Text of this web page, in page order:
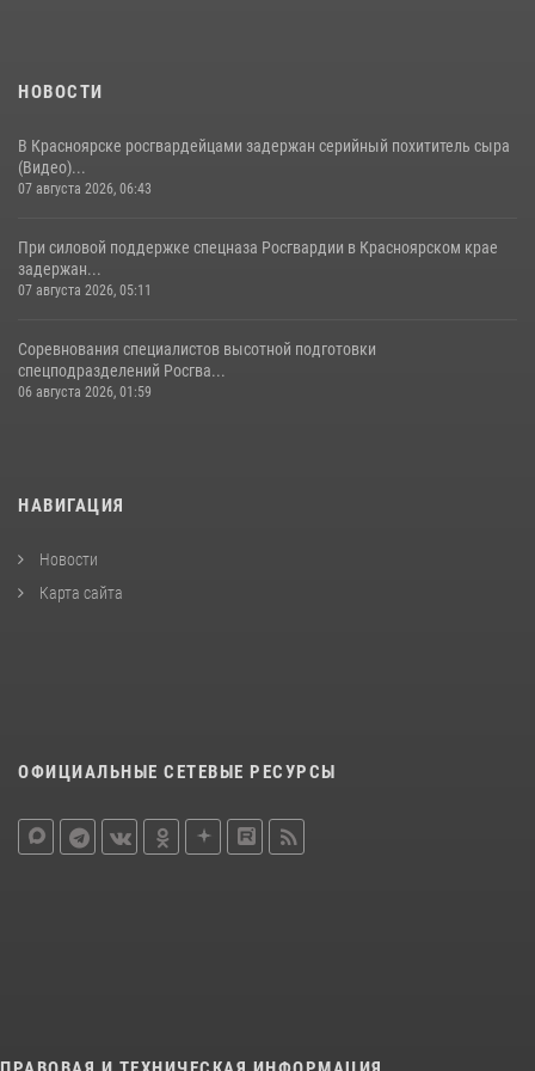
НОВОСТИ
В Красноярске росгвардейцами задержан серийный похититель сыра
(Видео)...
07 августа 2026, 06:43
При силовой поддержке спецназа Росгвардии в Красноярском крае
задержан...
07 августа 2026, 05:11
Соревнования специалистов высотной подготовки
спецподразделений Росгва...
06 августа 2026, 01:59
НАВИГАЦИЯ
Новости
Карта сайта
ОФИЦИАЛЬНЫЕ СЕТЕВЫЕ РЕСУРСЫ